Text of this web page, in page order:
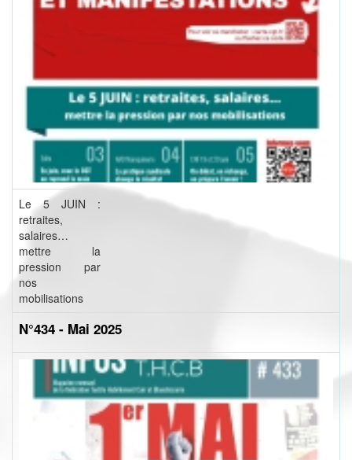
Le 5 JUIN :
retraites,
salaires…
mettre la
pression par
nos
mobilisations
N°434 - Mai 2025